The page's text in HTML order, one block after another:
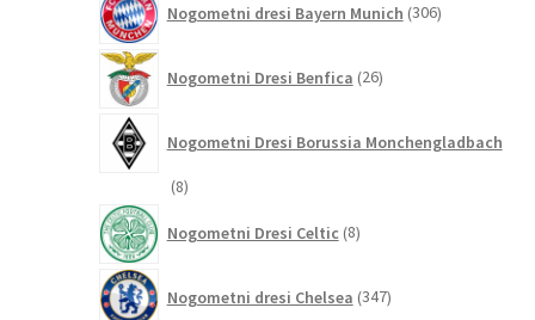
Nogometni dresi Bayern Munich 306izdelkov
Nogometni Dresi Benfica 26izdelkov
Nogometni Dresi Borussia Monchengladbach
88
Nogometni Dresi Celtic 8izdelkov
Nogometni dresi Chelsea 347izdelkov